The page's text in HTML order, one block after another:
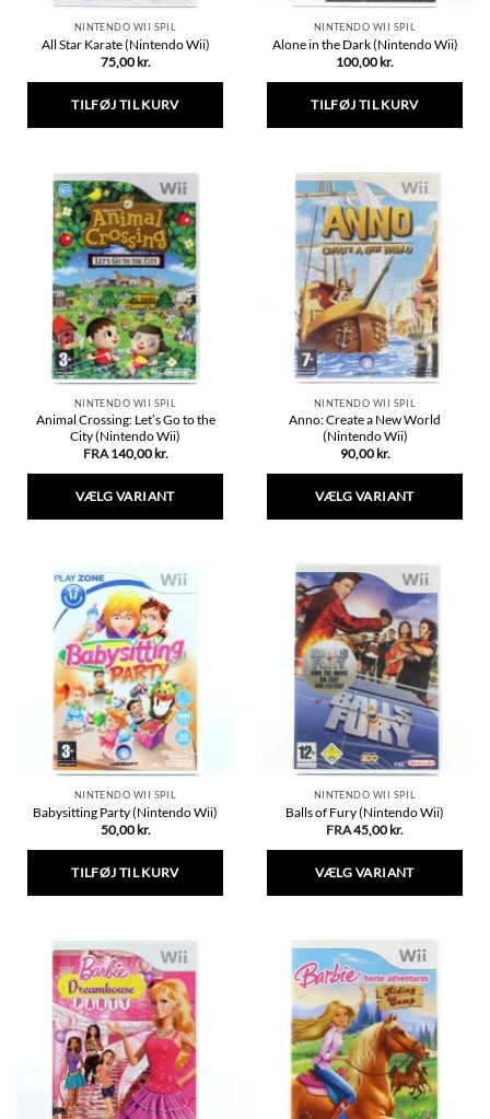
NINTENDO WII SPIL
All Star Karate (Nintendo Wii)
75,00 kr.
TILFØJ TIL KURV
NINTENDO WII SPIL
Alone in the Dark (Nintendo Wii)
100,00 kr.
TILFØJ TIL KURV
NINTENDO WII SPIL
Animal Crossing: Let’s Go to the
City (Nintendo Wii)
FRA140,00 kr.
VÆLG VARIANT
har
flere
varianter.
Mulighederne
kan
vælges
på
varesiden
NINTENDO WII SPIL
Anno: Create a New World
(Nintendo Wii)
90,00 kr.
VÆLG VARIANT
har
flere
varianter.
Mulighederne
kan
vælges
på
varesiden
NINTENDO WII SPIL
Babysitting Party (Nintendo Wii)
50,00 kr.
TILFØJ TIL KURV
NINTENDO WII SPIL
Balls of Fury (Nintendo Wii)
FRA45,00 kr.
VÆLG VARIANT
har
flere
varianter.
Mulighederne
kan
vælges
på
varesiden